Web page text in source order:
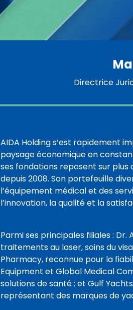
Directrice
AIDA Holding s’est rapidement
paysage économique en
ses fondations reposent sur plus
depuis 2008. Son portefeuille
l’équipement médical et des
l’innovation, la qualité et la
Parmi ses principales filiales :
traitements au laser, soins du
Pharmacy, reconnue pour la
Equipment et Global Medical
solutions de santé ; et Gulf
représentant des marques de